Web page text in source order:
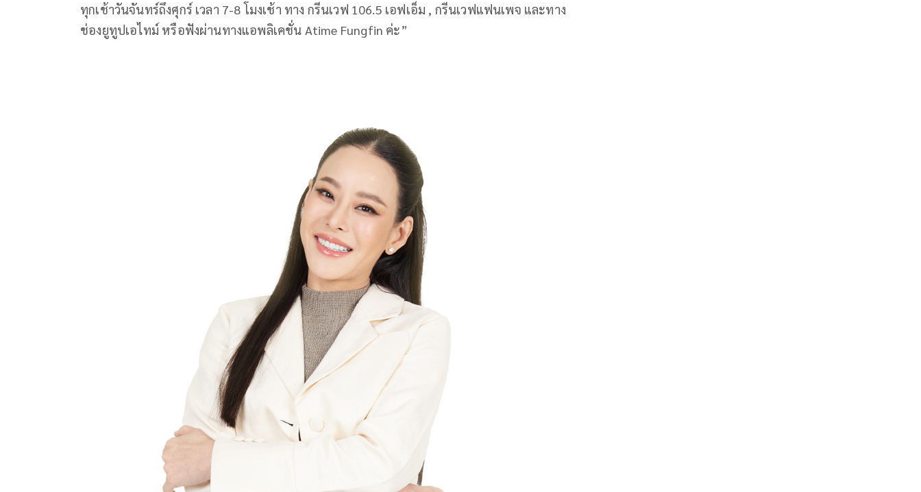
ทุกเช้าวันจันทร์ถึงศุกร์ เวลา 7-8 โมงเช้า ทาง กรีนเวฟ 106.5 เอฟเอ็ม , กรีนเวฟแฟนเพจ และทาง
ช่องยูทูปเอไทม์ หรือฟังผ่านทางแอพลิเคชั่น Atime Fungfin ค่ะ”